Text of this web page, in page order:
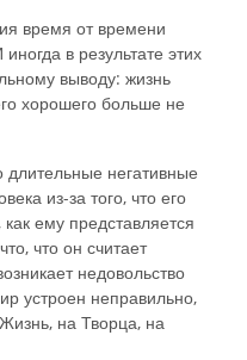
время от времени
в результате этих
выводу: жизнь
хорошего больше не
негативные
из-за того, что его
ему представляется
что он считает
недовольство
устроен неправильно,
на Творца, на